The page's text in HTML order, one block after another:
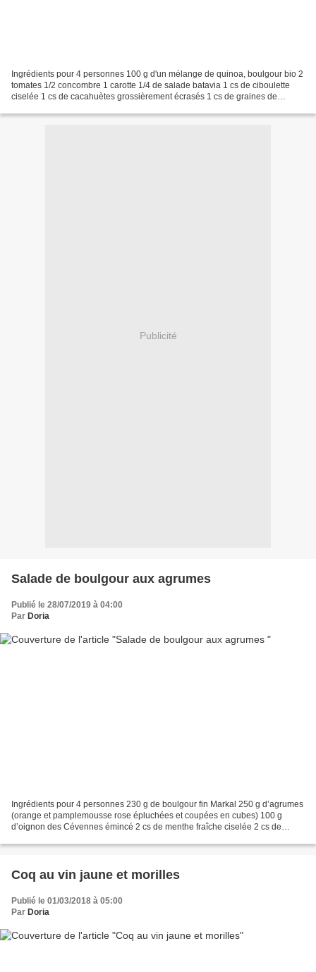
Ingrédients pour 4 personnes 100 g d'un mélange de quinoa, boulgour bio 2
tomates 1/2 concombre 1 carotte 1/4 de salade batavia 1 cs de ciboulette
ciselée 1 cs de cacahuètes grossièrement écrasés 1 cs de graines de
Publicité
Salade de boulgour aux agrumes
Publié le 28/07/2019 à 04:00
Par Doria
Ingrédients pour 4 personnes 230 g de boulgour fin Markal 250 g d’agrumes
(orange et pamplemousse rose épluchées et coupées en cubes) 100 g
d’oignon des Cévennes émincé 2 cs de menthe fraîche ciselée 2 cs de
Coq au vin jaune et morilles
Publié le 01/03/2018 à 05:00
Par Doria